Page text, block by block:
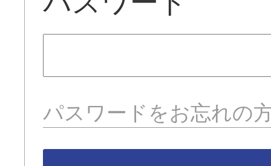
パスワードをお忘れの